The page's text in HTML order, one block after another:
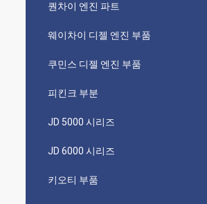
퀀차이 엔진 파트
웨이차이 디젤 엔진 부품
쿠민스 디젤 엔진 부품
피킨크 부분
JD 5000 시리즈
JD 6000 시리즈
키오티 부품